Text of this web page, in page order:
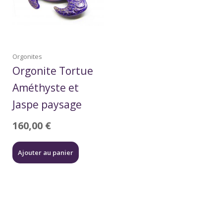
Orgonites
Orgonite Tortue
Améthyste et
Jaspe paysage
160,00 €
Ajouter au panier